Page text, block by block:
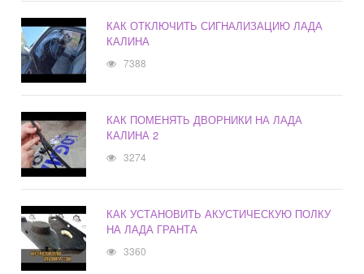
КАК ОТКЛЮЧИТЬ СИГНАЛИЗАЦИЮ ЛАДА
КАЛИНА
7388
КАК ПОМЕНЯТЬ ДВОРНИКИ НА ЛАДА
КАЛИНА 2
3274
КАК УСТАНОВИТЬ АКУСТИЧЕСКУЮ ПОЛКУ
НА ЛАДА ГРАНТА
3360